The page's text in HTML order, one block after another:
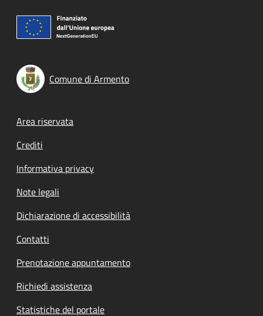
Comune di Armento
Footer menu
Area riservata
Crediti
Informativa privacy
Note legali
Dichiarazione di accessibilità
Contatti
Prenotazione appuntamento
Richiedi assistenza
Statistiche del portale